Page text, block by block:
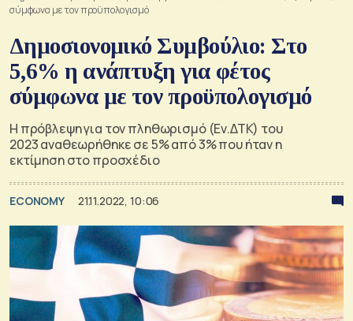
σύμφωνα με τον προϋπολογισμό
Δημοσιονομικό Συμβούλιο: Στο
5,6% η ανάπτυξη για φέτος
σύμφωνα με τον προϋπολογισμό
Η πρόβλεψη για τον πληθωρισμό (Εν.ΔΤΚ) του
2023 αναθεωρήθηκε σε 5% από 3% που ήταν η
εκτίμηση στο προσχέδιο
ECONOMY 21.11.2022, 10:06